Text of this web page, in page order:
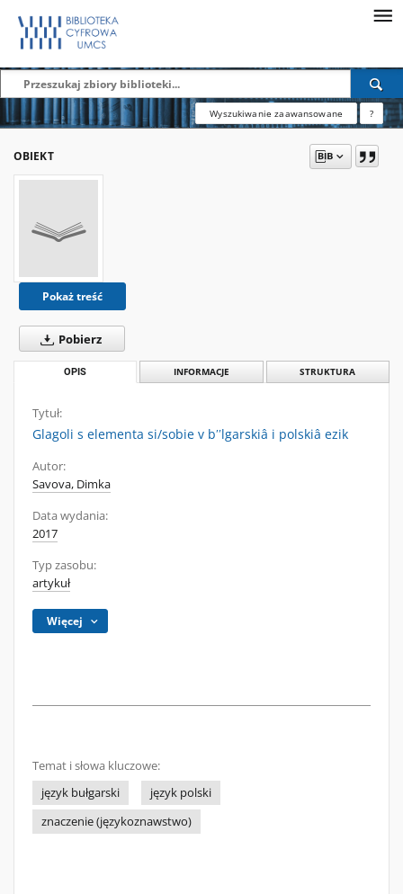
Wyszukiwanie zaawansowane ?
OBIEKT
Pokaż treść
Pobierz
OPIS INFORMACJE STRUKTURA
Tytuł:
Glagoli s elementa si/sobie v bʹʹlgarskiâ i polskiâ ezik
Autor:
Savova, Dimka
Data wydania:
2017
Typ zasobu:
artykuł
Więcej
Temat i słowa kluczowe:
język bułgarski
język polski
znaczenie (językoznawstwo)